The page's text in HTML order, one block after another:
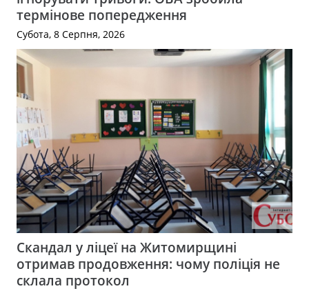
термінове попередження
Субота, 8 Серпня, 2026
Скандал у ліцеї на Житомирщині
отримав продовження: чому поліція не
склала протокол